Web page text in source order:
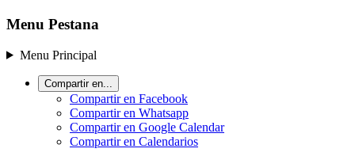
Menu Pestana
Menu Principal
Compartir en...
Compartir en Facebook
Compartir en Whatsapp
Compartir en Google Calendar
Compartir en Calendarios